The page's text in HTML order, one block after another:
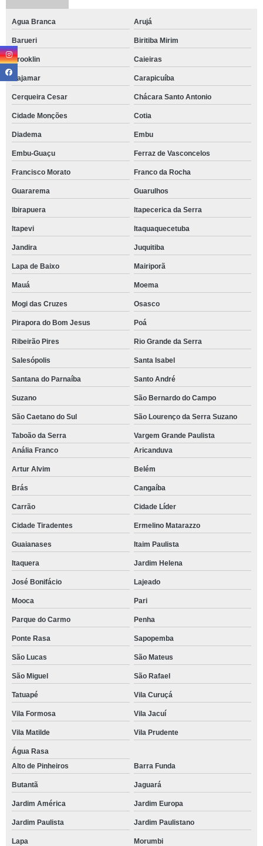
Agua Branca Arujá
Barueri Biritiba Mirim
Brooklin Caieiras
Cajamar Carapicuíba
Cerqueira Cesar Chácara Santo Antonio
Cidade Monções Cotia
Diadema Embu
Embu-Guaçu Ferraz de Vasconcelos
Francisco Morato Franco da Rocha
Guararema Guarulhos
Ibirapuera Itapecerica da Serra
Itapevi Itaquaquecetuba
Jandira Juquitiba
Lapa de Baixo Mairiporã
Mauá Moema
Mogi das Cruzes Osasco
Pirapora do Bom Jesus Poá
Ribeirão Pires Rio Grande da Serra
Salesópolis Santa Isabel
Santana do Parnaíba Santo André
Suzano São Bernardo do Campo
São Caetano do Sul São Lourenço da Serra Suzano
Taboão da Serra
Vargem Grande Paulista
Anália Franco
Aricanduva
Artur Alvim Belém
Brás Cangaíba
Carrão Cidade Líder
Cidade Tiradentes Ermelino Matarazzo
Guaianases Itaim Paulista
Itaquera Jardim Helena
José Bonifácio Lajeado
Mooca Pari
Parque do Carmo Penha
Ponte Rasa Sapopemba
São Lucas São Mateus
São Miguel São Rafael
Tatuapé Vila Curuçá
Vila Formosa Vila Jacuí
Vila Matilde Vila Prudente
Água Rasa
Alto de Pinheiros
Barra Funda
Butantã Jaguará
Jardim América Jardim Europa
Jardim Paulista Jardim Paulistano
Lapa Morumbi